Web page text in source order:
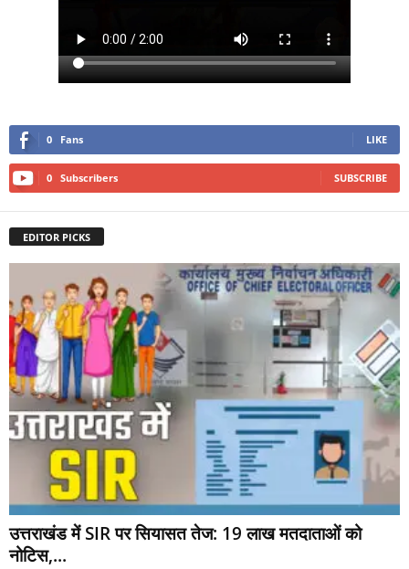
0 Fans LIKE
0 Subscribers SUBSCRIBE
EDITOR PICKS
उत्तराखंड में SIR पर सियासत तेज: 19 लाख मतदाताओं को
नोटिस,...